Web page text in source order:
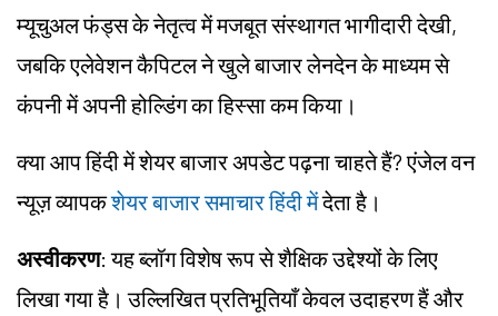
म्यूचुअल फंड्स के नेतृत्व में मजबूत संस्थागत भागीदारी देखी,
जबकि एलेवेशन कैपिटल ने खुले बाजार लेनदेन के माध्यम से
कंपनी में अपनी होल्डिंग का हिस्सा कम किया।
क्या आप हिंदी में शेयर बाजार अपडेट पढ़ना चाहते हैं? एंजेल वन
न्यूज़ व्यापकशेयर बाजार समाचार हिंदी मेंदेता है।
अस्वीकरण: यह ब्लॉग विशेष रूप से शैक्षिक उद्देश्यों के लिए
लिखा गया है। उल्लिखित प्रतिभूतियाँ केवल उदाहरण हैं और